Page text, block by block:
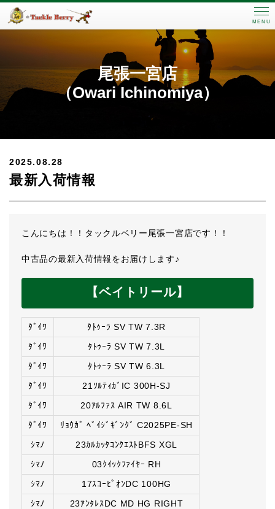
MENU
尾張一宮店
（Owari Ichinomiya）
2025.08.28
最新入荷情報
こんにちは！！タックルベリー尾張一宮店です！！
中古品の最新入荷情報をお届けします♪
【ベイトリール】
ﾀﾞｲﾜ
ﾀﾄｩｰﾗ SV TW 7.3R
ﾀﾞｲﾜ
ﾀﾄｩｰﾗ SV TW 7.3L
ﾀﾞｲﾜ
ﾀﾄｩｰﾗ SV TW 6.3L
ﾀﾞｲﾜ
21ｿﾙﾃｨｶﾞIC 300H-SJ
ﾀﾞｲﾜ
20ｱﾙﾌｧｽ AIR TW 8.6L
ﾀﾞｲﾜ
ﾘｮｳｶﾞ ﾍﾞｲｼﾞｷﾞﾝｸﾞ C2025PE-SH
ｼﾏﾉ
23ｶﾙｶｯﾀｺﾝｸｴｽﾄBFS XGL
ｼﾏﾉ
03ｸｲｯｸﾌｧｲﾔｰ RH
ｼﾏﾉ
17ｽｺｰﾋﾟｵﾝDC 100HG
ｼﾏﾉ
23ｱﾝﾀﾚｽDC MD HG RIGHT